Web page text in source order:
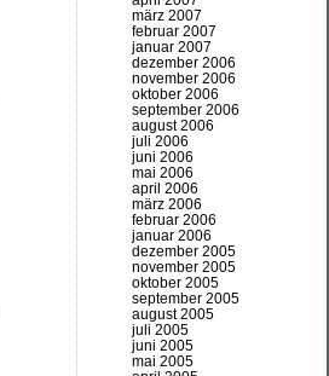
märz 2007
februar 2007
januar 2007
dezember 2006
november 2006
oktober 2006
september 2006
august 2006
juli 2006
juni 2006
mai 2006
april 2006
märz 2006
februar 2006
januar 2006
dezember 2005
november 2005
oktober 2005
september 2005
august 2005
juli 2005
juni 2005
mai 2005